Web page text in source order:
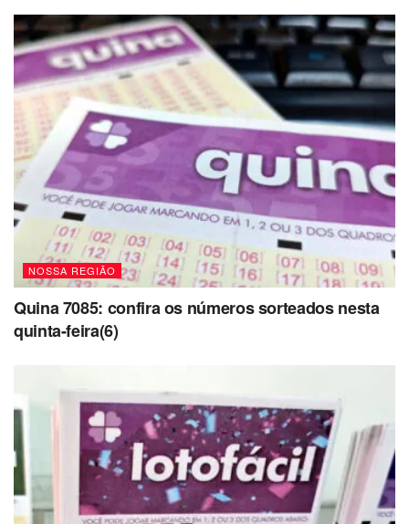
NOSSA REGIÃO
Quina 7085: confira os números sorteados nesta
quinta-feira(6)